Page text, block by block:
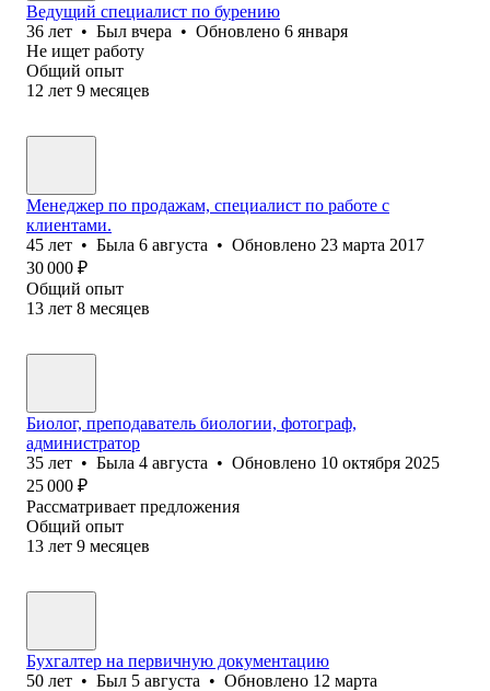
Ведущий специалист по бурению
36 лет • Был вчера • Обновлено 6 января
Не ищет работу
Общий опыт
12 лет 9 месяцев
Менеджер по продажам, специалист по работе с
клиентами.
45 лет • Была 6 августа • Обновлено 23 марта 2017
30 000 ₽
Общий опыт
13 лет 8 месяцев
Биолог, преподаватель биологии, фотограф,
администратор
35 лет • Была 4 августа • Обновлено 10 октября 2025
25 000 ₽
Рассматривает предложения
Общий опыт
13 лет 9 месяцев
Бухгалтер на первичную документацию
50 лет • Был 5 августа • Обновлено 12 марта